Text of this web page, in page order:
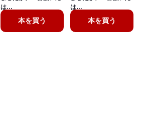
は…
本を買う
は…
本を買う